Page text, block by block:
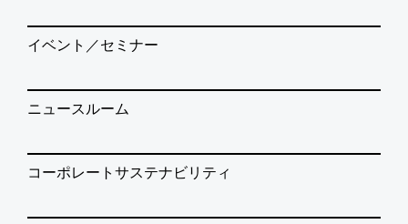
イベント／セミナー
ニュースルーム
コーポレートサステナビリティ